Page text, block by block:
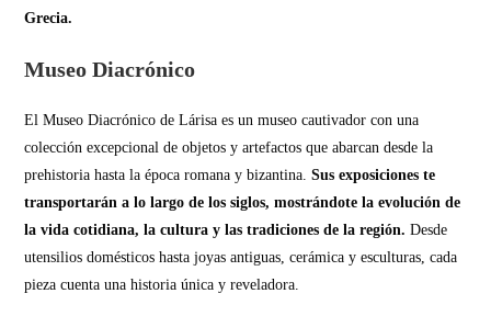
Grecia.
Museo Diacrónico
El Museo Diacrónico de Lárisa es un museo cautivador con una
colección excepcional de objetos y artefactos que abarcan desde la
prehistoria hasta la época romana y bizantina.Sus exposiciones te
transportarán a lo largo de los siglos, mostrándote la evolución de
la vida cotidiana, la cultura y las tradiciones de la región.Desde
utensilios domésticos hasta joyas antiguas, cerámica y esculturas, cada
pieza cuenta una historia única y reveladora.